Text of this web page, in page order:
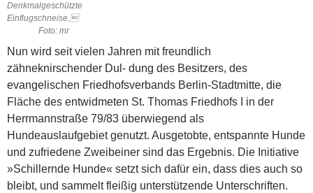
Denkmalgeschützte
Einflugschneise.
Foto: mr
Nun wird seit vielen Jahren mit freundlich
zähneknirschender Dul- dung des Besitzers, des
evangelischen Friedhofsverbands Berlin-Stadtmitte, die
Fläche des entwidmeten St. Thomas Friedhofs I in der
Herrmannstraße 79/83 überwiegend als
Hundeauslaufgebiet genutzt. Ausgetobte, entspannte Hunde
und zufriedene Zweibeiner sind das Ergebnis. Die Initiative
»Schillernde Hunde« setzt sich dafür ein, dass dies auch so
bleibt, und sammelt fleißig unterstützende Unterschriften.